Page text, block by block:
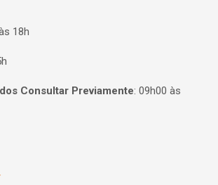
18h
Consultar Previamente: 09h00 às